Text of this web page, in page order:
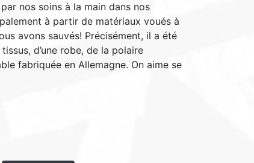
nos soins à la main dans nos
à partir de matériaux voués à
avons sauvés! Précisément, il a été
d’une robe, de la polaire
fabriquée en Allemagne. On aime se